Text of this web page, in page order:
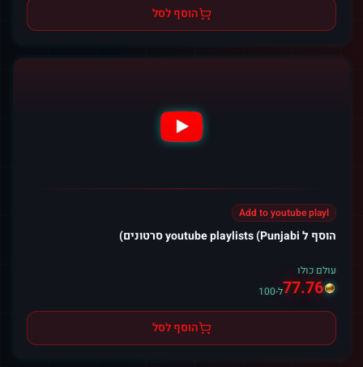
הוסף לסל
Add to youtube playl
הוסף ל youtube playlists (Punjabi סרטונים)
עולם כולו
77.76ל-100
הוסף לסל